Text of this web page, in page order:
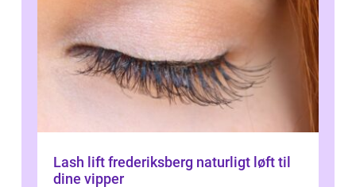
Lash lift frederiksberg naturligt løft til
dine vipper